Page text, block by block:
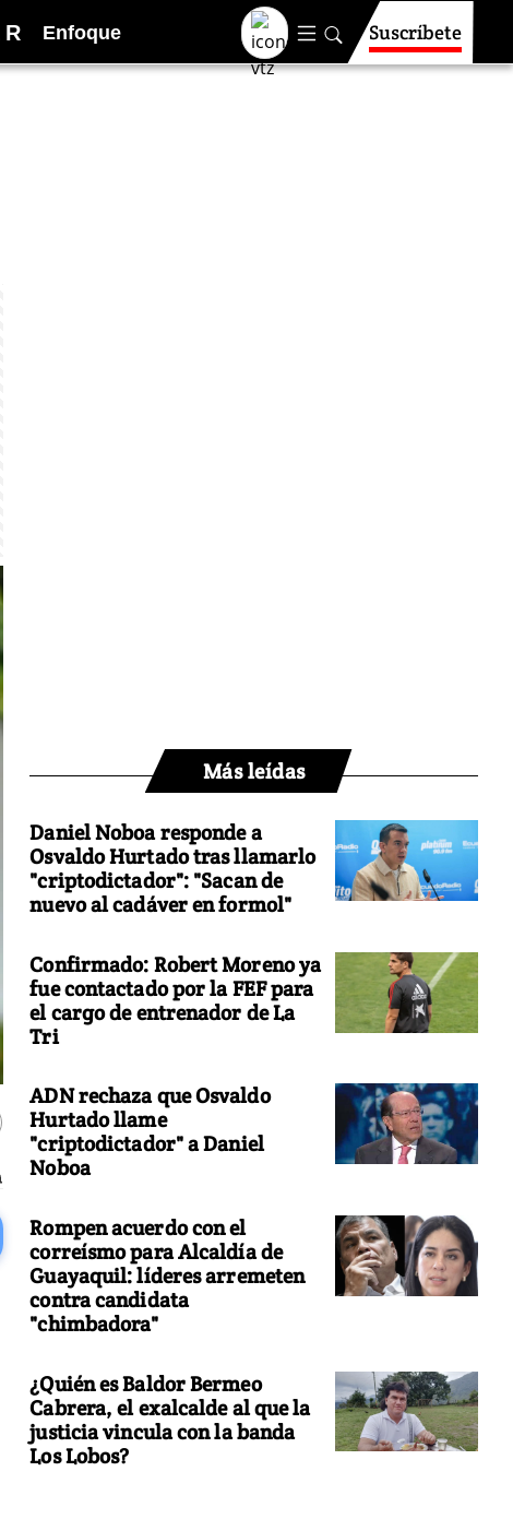
R Enfoque Suscríbete
Más leídas
Daniel Noboa responde a
Osvaldo Hurtado tras llamarlo
"criptodictador": "Sacan de
nuevo al cadáver en formol"
Confirmado: Robert Moreno ya
fue contactado por la FEF para
el cargo de entrenador de La
Tri
ADN rechaza que Osvaldo
Hurtado llame
"criptodictador" a Daniel
Noboa
Rompen acuerdo con el
correísmo para Alcaldía de
Guayaquil: líderes arremeten
contra candidata
"chimbadora"
¿Quién es Baldor Bermeo
Cabrera, el exalcalde al que la
justicia vincula con la banda
Los Lobos?